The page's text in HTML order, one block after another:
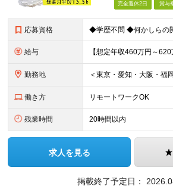
完全週休2日 賞与
応募資格
給与
勤務地
働き方 リモートワークOK
残業時間 20時間以内
求人を見る
掲載終了予定日：